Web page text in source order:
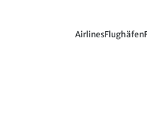
AirlinesFlughäfen